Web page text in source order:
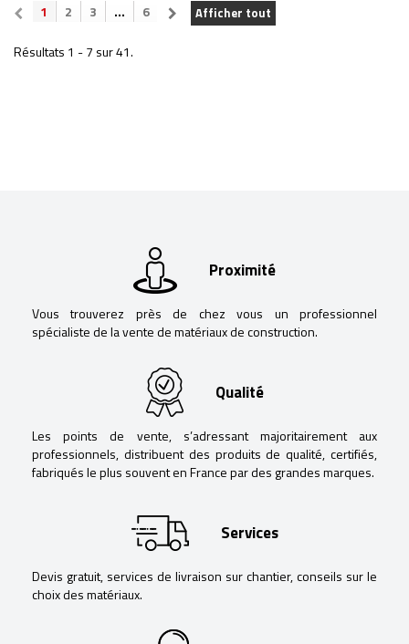
Afficher tout
1 2 3 ... 6
Résultats 1 - 7 sur 41.
Proximité
Vous trouverez près de chez vous un professionnel
spécialiste de la vente de matériaux de construction.
Qualité
Les points de vente, s’adressant majoritairement aux
professionnels, distribuent des produits de qualité, certifiés,
fabriqués le plus souvent en France par des grandes marques.
Services
Devis gratuit, services de livraison sur chantier, conseils sur le
choix des matériaux.